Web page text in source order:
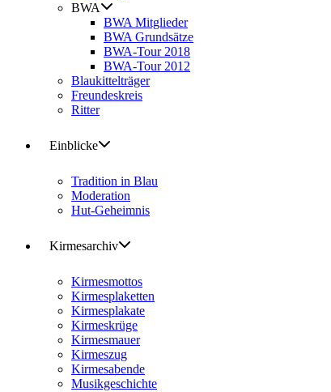
BWA
BWA Mitglieder
BWA Grundsätze
BWA-Tour 2018
BWA-Tour 2012
Blaukittelträger
Freundeskreis
Ritter
Einblicke
Tradition in Blau
Moderation
Hut-Geheimnis
Kirmesarchiv
Kirmesmottos
Kirmesplaketten
Kirmesplakate
Kirmeskrüge
Kirmesmauer
Kirmeszug
Kirmesabende
Musikgeschichte